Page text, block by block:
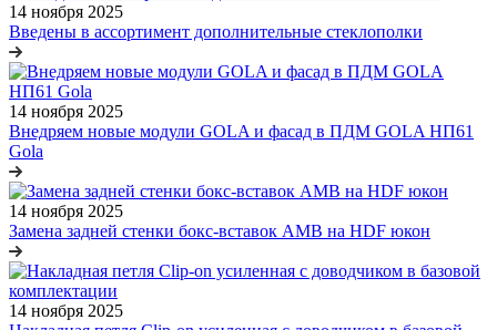
14 ноября 2025
Введены в ассортимент дополнительные стеклополки
14 ноября 2025
Внедряем новые модули GOLA и фасад в ПДМ GOLA НП61
Gola
14 ноября 2025
Замена задней стенки бокс-вставок АМВ на HDF юкон
14 ноября 2025